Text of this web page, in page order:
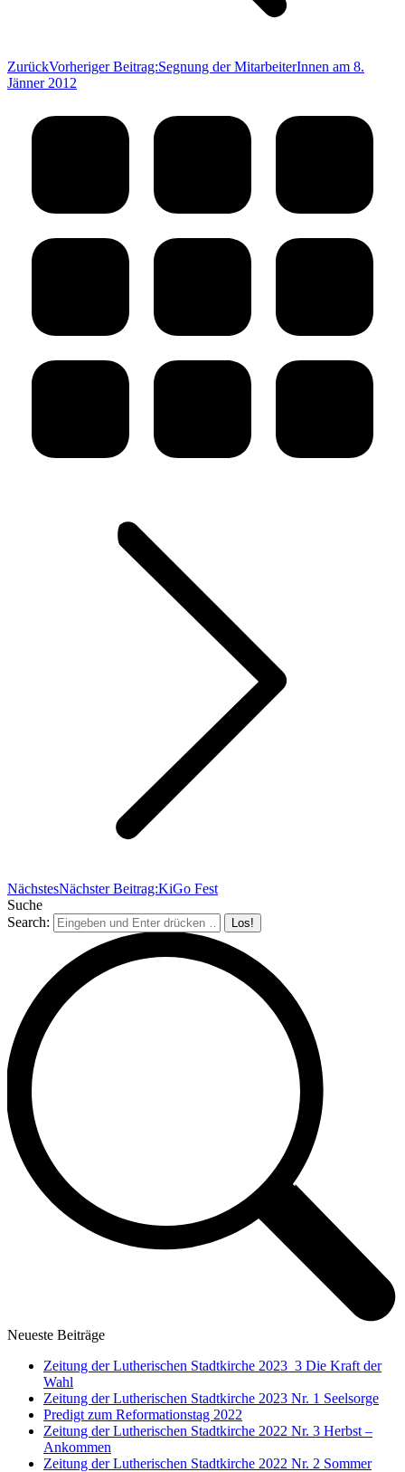
ZurückVorheriger Beitrag:Segnung der MitarbeiterInnen am 8.
Jänner 2012
NächstesNächster Beitrag:KiGo Fest
Suche
Search:
Neueste Beiträge
Zeitung der Lutherischen Stadtkirche 2023_3 Die Kraft der
Wahl
Zeitung der Lutherischen Stadtkirche 2023 Nr. 1 Seelsorge
Predigt zum Reformationstag 2022
Zeitung der Lutherischen Stadtkirche 2022 Nr. 3 Herbst –
Ankommen
Zeitung der Lutherischen Stadtkirche 2022 Nr. 2 Sommer